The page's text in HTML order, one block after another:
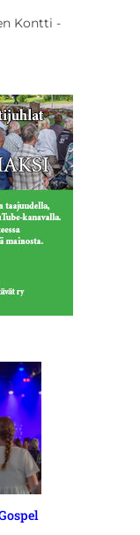
Kontti -